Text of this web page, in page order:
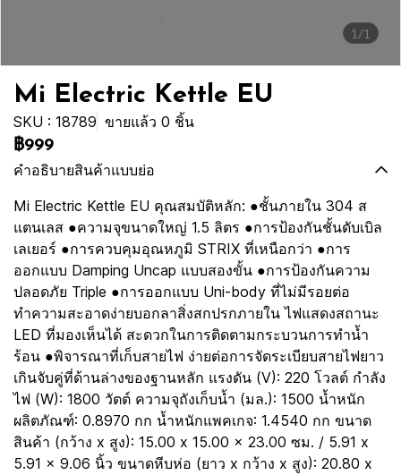
1/1
Mi Electric Kettle EU
SKU : 18789 ขายแล้ว 0 ชิ้น
฿999
คำอธิบายสินค้าแบบย่อ
Mi Electric Kettle EU คุณสมบัติหลัก: ●ชั้นภายใน 304 ส
แตนเลส ●ความจุขนาดใหญ่ 1.5 ลิตร ●การป้องกันชั้นดับเบิล
เลเยอร์ ●การควบคุมอุณหภูมิ STRIX ที่เหนือกว่า ●การ
ออกแบบ Damping Uncap แบบสองขั้น ●การป้องกันความ
ปลอดภัย Triple ●การออกแบบ Uni-body ที่ไม่มีรอยต่อ
ทำความสะอาดง่ายบอกลาสิ่งสกปรกภายใน ไฟแสดงสถานะ
LED ที่มองเห็นได้ สะดวกในการติดตามกระบวนการทำน้ำ
ร้อน ●พิจารณาที่เก็บสายไฟ ง่ายต่อการจัดระเบียบสายไฟยาว
เกินจับคู่ที่ด้านล่างของฐานหลัก แรงดัน (V): 220 โวลต์ กำลัง
ไฟ (W): 1800 วัตต์ ความจุถังเก็บน้ำ (มล.): 1500 น้ำหนัก
ผลิตภัณฑ์: 0.8970 กก น้ำหนักแพคเกจ: 1.4540 กก ขนาด
สินค้า (กว้าง x สูง): 15.00 x 15.00 x 23.00 ซม. / 5.91 x
5.91 x 9.06 นิ้ว ขนาดหีบห่อ (ยาว x กว้าง x สูง): 20.80 x